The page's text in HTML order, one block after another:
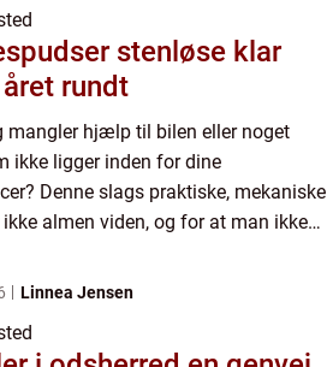
stenløse klar
rundt
mangler hjælp til bilen eller noget
ikke ligger inden for dine
Denne slags praktiske, mekaniske
ikke almen viden, og for at man ikke
Linnea Jensen